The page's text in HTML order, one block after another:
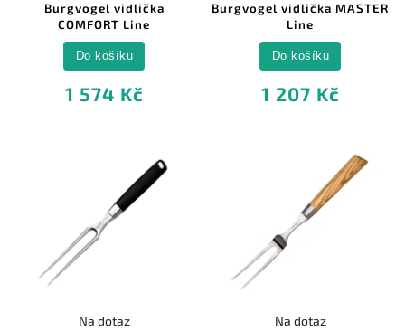
Burgvogel vidlička
COMFORT Line
1 574 Kč
Do košíku
Burgvogel vidlička MASTER
Line
1 207 Kč
Do košíku
Na dotaz Na dotaz